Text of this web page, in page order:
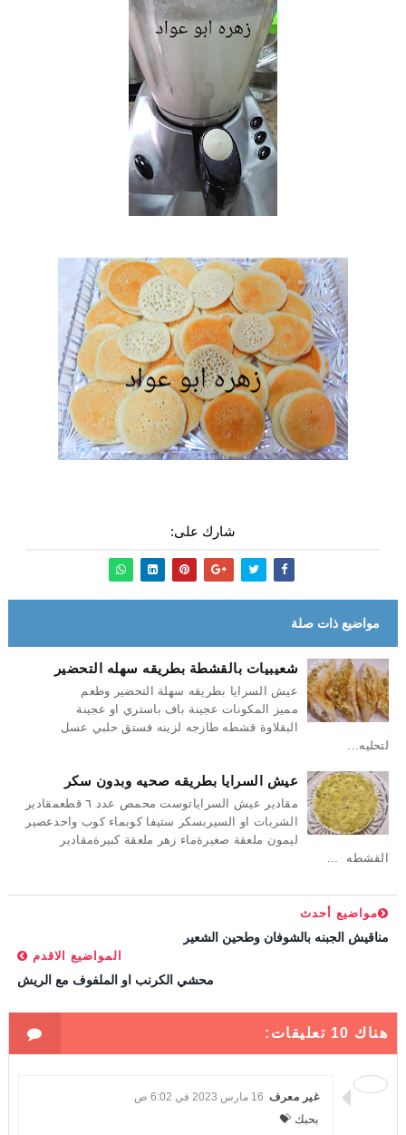
شارك على:
مواضيع ذات صلة
شعيبيات بالقشطة بطريقه سهله التحضير
عيش السرايا بطريقه سهلة التحضير وطعم
مميز المكونات عجينة باف باستري او عجينة
البقلاوة قشطه طازجه لزينه فستق حلبي عسل
لتحليه...
عيش السرايا بطريقه صحيه وبدون سكر
مقادير عيش السراياتوست محمص عدد ٦ قطعمقادير
الشربات او السيربسكر ستيفا كوبماء كوب واحدعصير
ليمون ملعقة صغيرةماء زهر ملعقة كبيرةمقادير
القشطه ...
مواضيع أحدث
مناقيش الجبنه بالشوفان وطحين الشعير
المواضيع الاقدم
محشي الكرنب او الملفوف مع الريش
هناك 10 تعليقات:
غير معرف 16 مارس 2023 في 6:02 ص
بحبك 💝